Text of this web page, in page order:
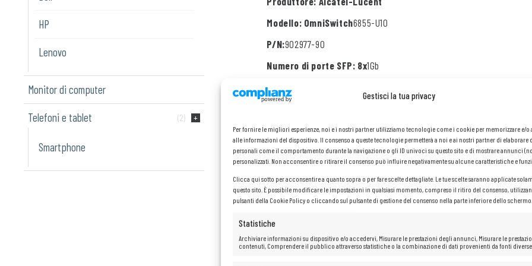
Gestisci la tua privacy
Per fornire le migliori esperienze, noi e i nostri partner utilizziamo tecnologie come i cookie per memorizzare e/o
alle informazioni del dispositivo. Il consenso a queste tecnologie permetterà a noi e ai nostri partner di elaborare
personali come il comportamento durante la navigazione o gli ID univoci su questo sito e di mostrare annunci
personalizzati. Non acconsentire o ritirare il consenso può influire negativamente su alcune caratteristiche e
Clicca qui sotto per acconsentire a quanto sopra o per fare scelte dettagliate. Le tue scelte saranno applicate
questo sito. È possibile modificare le impostazioni in qualsiasi momento, compreso il ritiro del consenso,
pulsanti della Cookie Policy o cliccando sul pulsante di gestione del consenso nella parte inferiore dello schermo.
Statistiche
Archiviare informazioni su dispositivo e/o accedervi, Misurare le prestazioni degli annunci, Misurare le
contenuti, Comprendere il pubblico attraverso statistiche o la combinazione di dati provenienti da fonti diverse.
HP
Lenovo
Monitor di computer
Telefoni e tablet (2)
Smartphone
Modello: OmniSwitch6855-U10
P/N:902977-90
Numero di porte SFP: 8x1Gb
Numero di porte RJ-45:
Gestibile:Sì